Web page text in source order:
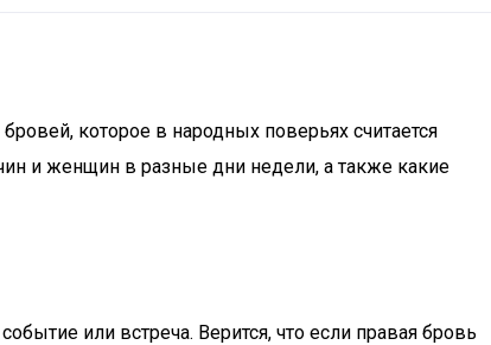
которое в народных поверьях считается
и женщин в разные дни недели, а также какие
или встреча. Верится, что если правая бровь